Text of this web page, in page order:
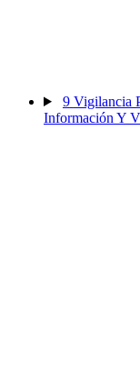
9 Vigilancia
Información Y